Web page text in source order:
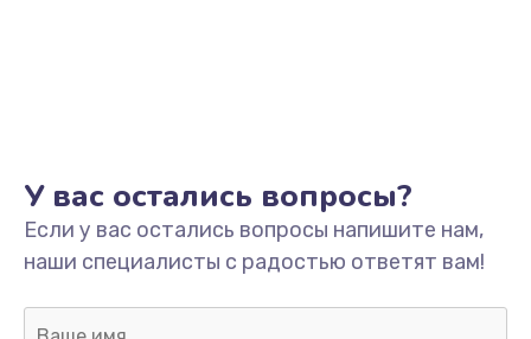
У вас остались вопросы?
Если у вас остались вопросы напишите нам,
наши специалисты с радостью ответят вам!